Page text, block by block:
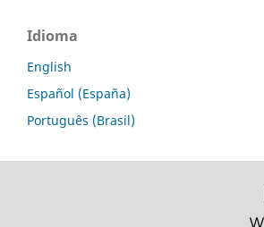
Idioma
English
Español (España)
Português (Brasil)